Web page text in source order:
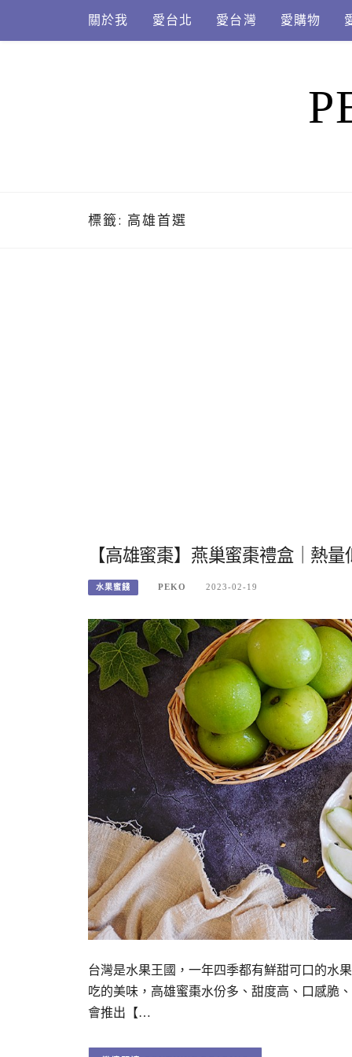
content
關於我 愛台北 愛台灣 愛購物
標籤: 高雄首選
【高雄蜜棗】燕巢蜜棗禮盒｜熱
水果蜜餞 PEKO 2023-02-19
台灣是水果王國，一年四季都有鮮甜可口的水
吃的美味，高雄蜜棗水份多、甜度高、口感脆
會推出【…